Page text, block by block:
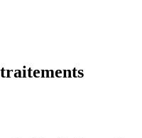
traitements